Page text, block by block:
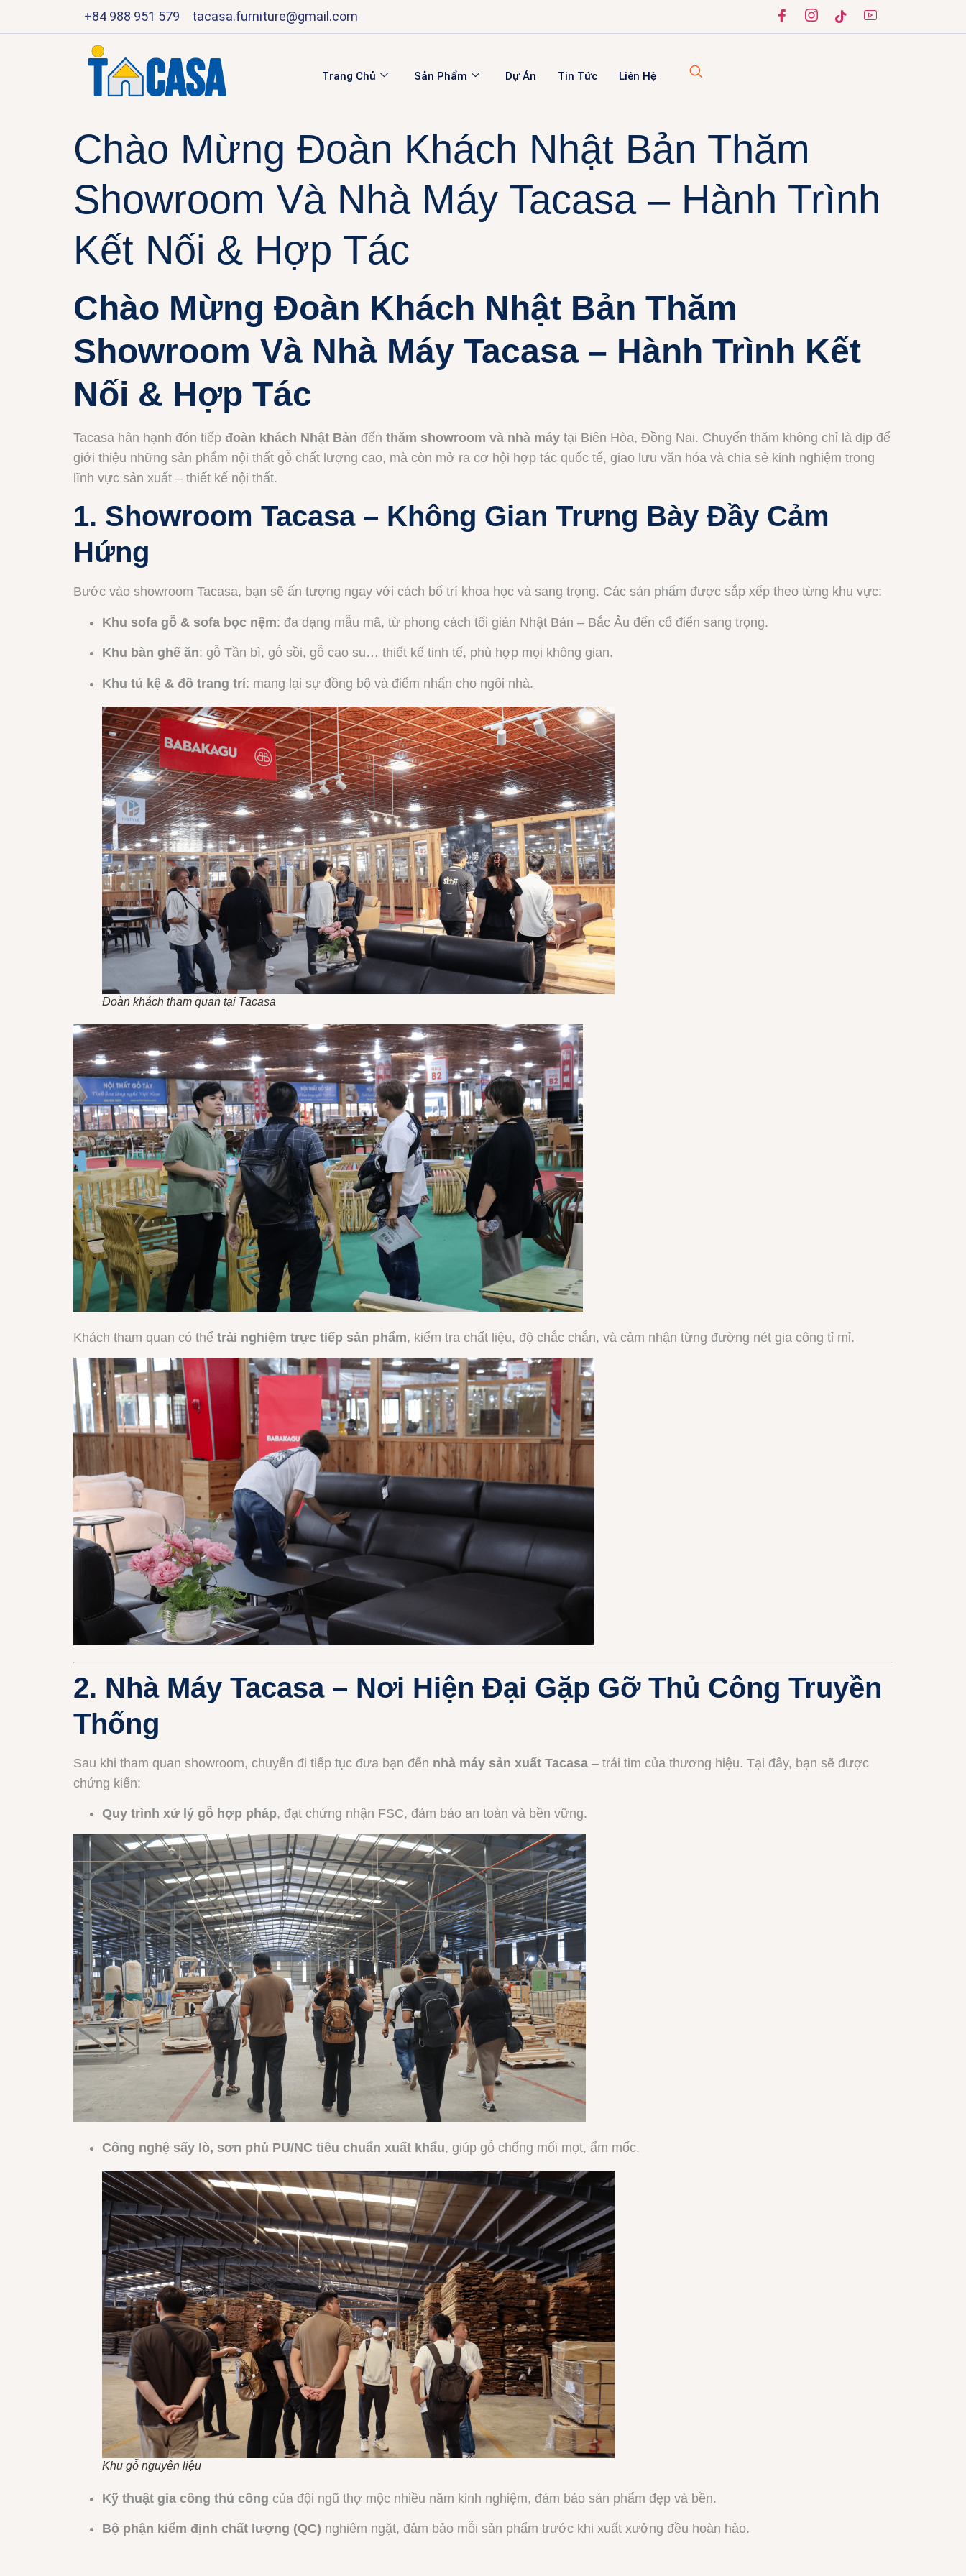
+84 988 951 579 tacasa.furniture@gmail.com
Trang Chủ Sản Phẩm Dự Án Tin Tức Liên Hệ
Chào Mừng Đoàn Khách Nhật Bản Thăm
Showroom Và Nhà Máy Tacasa – Hành Trình
Kết Nối & Hợp Tác
Chào Mừng Đoàn Khách Nhật Bản Thăm
Showroom Và Nhà Máy Tacasa – Hành Trình Kết
Nối & Hợp Tác
Tacasa hân hạnh đón tiếp đoàn khách Nhật Bản đến thăm showroom và nhà máy tại Biên Hòa, Đồng Nai. Chuyến thăm không chỉ là dịp để
giới thiệu những sản phẩm nội thất gỗ chất lượng cao, mà còn mở ra cơ hội hợp tác quốc tế, giao lưu văn hóa và chia sẻ kinh nghiệm trong
lĩnh vực sản xuất – thiết kế nội thất.
1. Showroom Tacasa – Không Gian Trưng Bày Đầy Cảm
Hứng
Bước vào showroom Tacasa, bạn sẽ ấn tượng ngay với cách bố trí khoa học và sang trọng. Các sản phẩm được sắp xếp theo từng khu vực:
Khu sofa gỗ & sofa bọc nệm: đa dạng mẫu mã, từ phong cách tối giản Nhật Bản – Bắc Âu đến cổ điển sang trọng.
Khu bàn ghế ăn: gỗ Tần bì, gỗ sồi, gỗ cao su… thiết kế tinh tế, phù hợp mọi không gian.
Khu tủ kệ & đồ trang trí: mang lại sự đồng bộ và điểm nhấn cho ngôi nhà.
Đoàn khách tham quan tại Tacasa
Khách tham quan có thể trải nghiệm trực tiếp sản phẩm, kiểm tra chất liệu, độ chắc chắn, và cảm nhận từng đường nét gia công tỉ mỉ.
2. Nhà Máy Tacasa – Nơi Hiện Đại Gặp Gỡ Thủ Công Truyền
Thống
Sau khi tham quan showroom, chuyến đi tiếp tục đưa bạn đến nhà máy sản xuất Tacasa – trái tim của thương hiệu. Tại đây, bạn sẽ được
chứng kiến:
Quy trình xử lý gỗ hợp pháp, đạt chứng nhận FSC, đảm bảo an toàn và bền vững.
Công nghệ sấy lò, sơn phủ PU/NC tiêu chuẩn xuất khẩu, giúp gỗ chống mối mọt, ẩm mốc.
Khu gỗ nguyên liệu
Kỹ thuật gia công thủ công của đội ngũ thợ mộc nhiều năm kinh nghiệm, đảm bảo sản phẩm đẹp và bền.
Bộ phận kiểm định chất lượng (QC) nghiêm ngặt, đảm bảo mỗi sản phẩm trước khi xuất xưởng đều hoàn hảo.